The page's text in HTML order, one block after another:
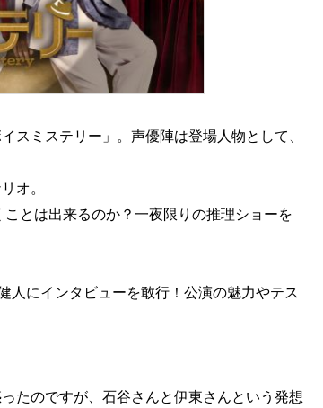
スミステリー」。声優陣は登場人物として、
オ。
とは出来るのか？一夜限りの推理ショーを
人にインタビューを敢行！公演の魅力やテス
たのですが、石谷さんと伊東さんという発想